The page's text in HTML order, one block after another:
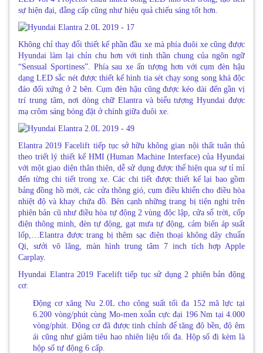
sự hiện đại, đẳng cấp cũng như hiệu quả chiếu sáng tốt hơn.
Không chỉ thay đổi thiết kế phần đầu xe mà phía đuôi xe cũng được
Hyundai làm lại chỉn chu hơn với tinh thần chung của ngôn ngữ
“Sensual Sportiness”. Phía sau xe ấn tượng hơn với cụm đèn hậu
dạng LED sắc nét được thiết kế hình tia sét chạy song song khá độc
đáo đối xứng ở 2 bên. Cụm đèn hậu cũng được kéo dài đến gần vị
trí trung tâm, nơi dòng chữ Elantra và biểu tượng Hyundai được
mạ crôm sáng bóng đặt ở chính giữa đuôi xe.
Elantra 2019 Facelift tiếp tục sở hữu không gian nội thất tuân thủ
theo triết lý thiết kế HMI (Human Machine Interface) của Hyundai
với một giao diện thân thiện, dễ sử dụng được thể hiện qua sự tỉ mỉ
đến từng chi tiết trong xe. Các chi tiết được thiết kế lại bao gồm
bảng đồng hồ mới, các cửa thông gió, cụm điều khiển cho điều hòa
nhiệt độ và khay chứa đồ. Bên cạnh những trang bị tiện nghi trên
phiên bản cũ như điều hòa tự động 2 vùng độc lập, cửa sổ trời, cốp
điện thông minh, đèn tự động, gạt mưa tự động, cảm biến áp suất
lốp,…Elantra được trang bị thêm sạc điện thoại không dây chuẩn
Qi, sưởi vô lăng, màn hình trung tâm 7 inch tích hợp Apple
Carplay.
Hyundai Elantra 2019 Facelift tiếp tục sử dụng 2 phiên bản động
cơ:
Động cơ xăng Nu 2.0L cho công suất tối đa 152 mã lực tại
6.200 vòng/phút cùng Mo-men xoắn cực đại 196 Nm tại 4.000
vòng/phút. Động cơ đã được tinh chỉnh để tăng độ bền, độ êm
ái cũng như giảm tiêu hao nhiên liệu tối đa. Hộp số đi kèm là
hộp số tự động 6 cấp.